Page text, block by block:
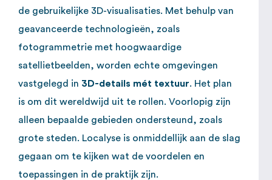
de gebruikelijke 3D-visualisaties. Met behulp van
geavanceerde technologieën, zoals
fotogrammetrie met hoogwaardige
satellietbeelden, worden echte omgevingen
vastgelegd in 3D-details mét textuur. Het plan
is om dit wereldwijd uit te rollen. Voorlopig zijn
alleen bepaalde gebieden ondersteund, zoals
grote steden. Localyse is onmiddellijk aan de slag
gegaan om te kijken wat de voordelen en
toepassingen in de praktijk zijn.